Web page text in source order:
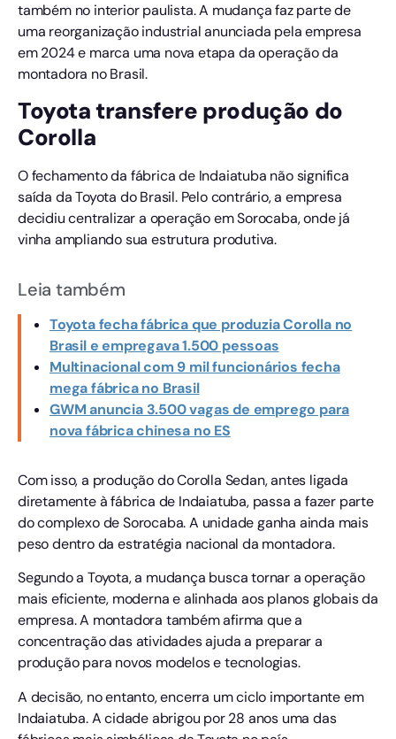
também no interior paulista. A mudança faz parte de
uma reorganização industrial anunciada pela empresa
em 2024 e marca uma nova etapa da operação da
montadora no Brasil.
Toyota transfere produção do
Corolla
O fechamento da fábrica de Indaiatuba não significa
saída da Toyota do Brasil. Pelo contrário, a empresa
decidiu centralizar a operação em Sorocaba, onde já
vinha ampliando sua estrutura produtiva.
Leia também
Toyota fecha fábrica que produzia Corolla no
Brasil e empregava 1.500 pessoas
Multinacional com 9 mil funcionários fecha
mega fábrica no Brasil
GWM anuncia 3.500 vagas de emprego para
nova fábrica chinesa no ES
Com isso, a produção do Corolla Sedan, antes ligada
diretamente à fábrica de Indaiatuba, passa a fazer parte
do complexo de Sorocaba. A unidade ganha ainda mais
peso dentro da estratégia nacional da montadora.
Segundo a Toyota, a mudança busca tornar a operação
mais eficiente, moderna e alinhada aos planos globais da
empresa. A montadora também afirma que a
concentração das atividades ajuda a preparar a
produção para novos modelos e tecnologias.
A decisão, no entanto, encerra um ciclo importante em
Indaiatuba. A cidade abrigou por 28 anos uma das